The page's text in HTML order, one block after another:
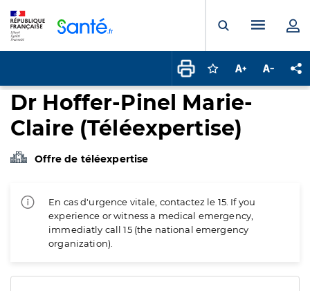
Ouvrir laMenu
Connectez-vous
Augmenter la
Dr Hoffer-Pinel Marie-
Claire (Téléexpertise)
Offre de téléexpertise
En cas d'urgence vitale, contactez le 15. If you
experience or witness a medical emergency,
immediatly call 15 (the national emergency
organization).